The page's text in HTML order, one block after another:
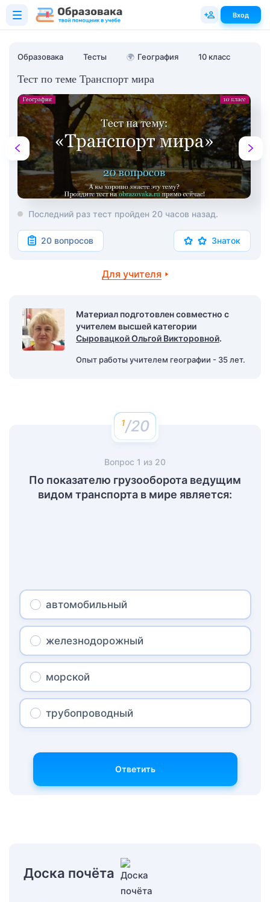
Образовака Тесты 🌍 География 10 класс
Тест по теме Транспорт мира
Последний раз тест пройден 20 часов назад.
20 вопросов Знаток
Для учителя
Материал подготовлен совместно с
учителем высшей категории
Сыровацкой Ольгой Викторовной.
Опыт работы учителем географии - 35 лет.
/20
Вопрос 1 из 20
По показателю грузооборота ведущим
видом транспорта в мире является:
автомобильный
железнодорожный
морской
трубопроводный
Ответить
Доска почёта
Вход